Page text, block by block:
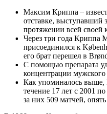
Максим Криппа –
отставке, выступавший
протяжении всей своей
Через три года Криппа
присоединился к
его брат перешел в
С помощью препарата
концентрации
Как упоминалось
течение 17 лет с 2001
за них 509 матчей,